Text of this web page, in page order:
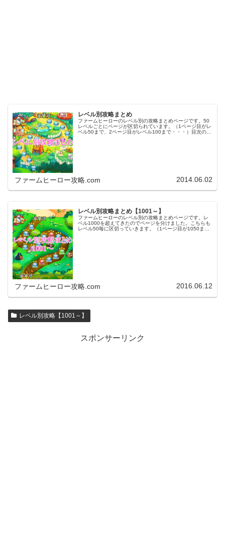
レベル別攻略まとめ
ファームヒーローのレベル別の攻略まとめページです。50
レベルごとにページが区切られています。（1ページ目がレ
ベル50まで、2ページ目がレベル100まで・・・）目次のリ
ファームヒーロー攻略.com 2014.06.02
レベル別攻略まとめ【1001～】
ファームヒーローのレベル別の攻略まとめページです。レ
ベル1000を超えてきたのでページを分けました。こちらも
レベル50毎に区切っていきます。（1ページ目が1050ま
ファームヒーロー攻略.com 2016.06.12
レベル別攻略【1001～】
スポンサーリンク